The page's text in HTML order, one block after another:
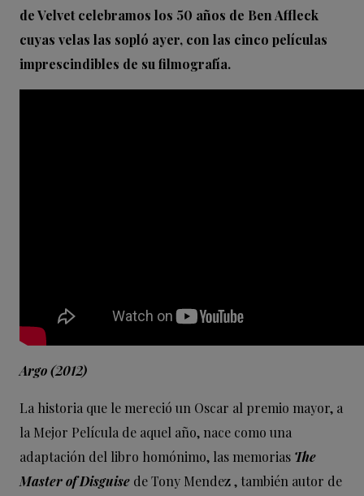
de Velvet celebramos los 50 años de Ben Affleck
cuyas velas las sopló ayer, con las cinco películas
imprescindibles de su filmografía.
Argo (2012)
La historia que le mereció un Oscar al premio mayor, a
la Mejor Película de aquel año, nace como una
adaptación del libro homónimo, las memorias The
Master of Disguise de Tony Mendez , también autor de